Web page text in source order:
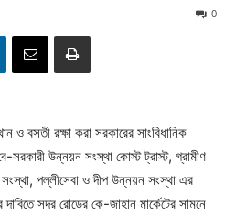
0
ও বসতী রক্ষা করা সরকারের সাংবিধানিক
সরকারী উন্নয়ন সংস্থা কোস্ট ট্রাস্ট, গ্রামীণ
পল্লীসেবা ও দীপ উন্নয়ন সংস্থা এর
সদর রোডের কে-জাহান মার্কেটের সামনে